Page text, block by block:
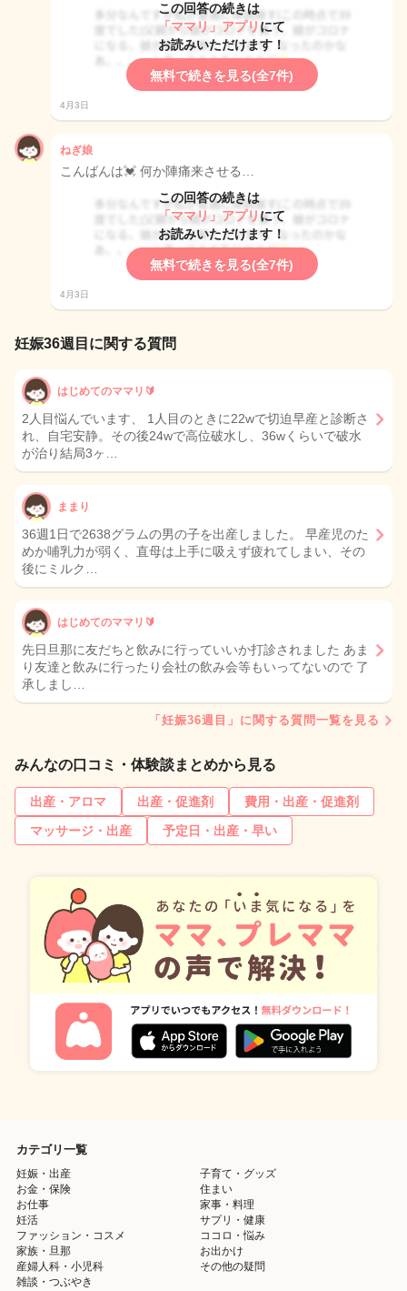
この回答の続きは
「ママリ」アプリ にて
お読みいただけます！
無料で続きを見る(全7件)
4月3日
ねぎ娘
こんばんは💓 何か陣痛来させる…
この回答の続きは
「ママリ」アプリ にて
お読みいただけます！
無料で続きを見る(全7件)
4月3日
妊娠36週目に関する質問
はじめてのママリ🔰
2人目悩んでいます、 1人目のときに22wで切迫早産と診断さ
れ、自宅安静。その後24wで高位破水し、36wくらいで破水
が治り結局3ヶ…
ままり
36週1日で2638グラムの男の子を出産しました。 早産児のた
めか哺乳力が弱く、直母は上手に吸えず疲れてしまい、その
後にミルク…
はじめてのママリ🔰
先日旦那に友だちと飲みに行っていいか打診されました あま
り友達と飲みに行ったり会社の飲み会等もいってないので 了
承しまし…
「妊娠36週目」に関する質問一覧を見る
みんなの口コミ・体験談まとめから見る
出産・アロマ 出産・促進剤
費用・出産・促進剤
マッサージ・出産
予定日・出産・早い
カテゴリ一覧
妊娠・出産
子育て・グッズ
お金・保険
住まい
お仕事
家事・料理
妊活
サプリ・健康
ファッション・コスメ
ココロ・悩み
家族・旦那
お出かけ
産婦人科・小児科
その他の疑問
雑談・つぶやき